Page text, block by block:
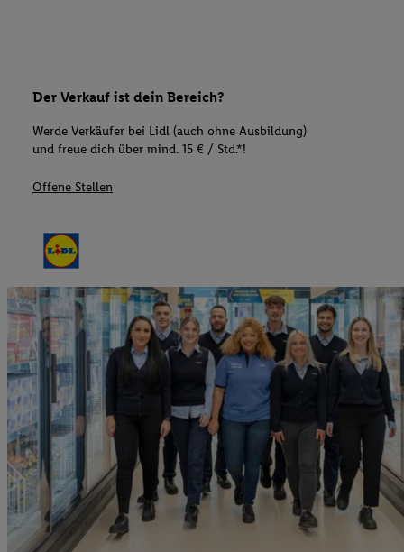
Der Verkauf ist dein Bereich?
Werde Verkäufer bei Lidl (auch ohne Ausbildung)
und freue dich über mind. 15 € / Std.*!
Offene Stellen